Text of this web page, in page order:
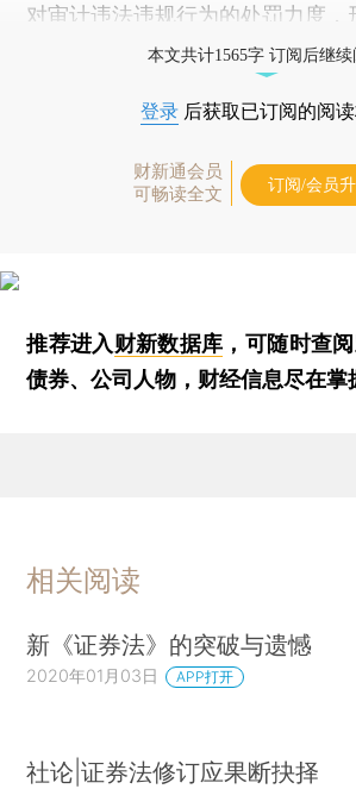
对审计违法违规行为的处罚力度，
本文共计1565字 订阅后继
登录 后获取已订阅的阅
财新通会员
可畅读全文
订阅/会员
推荐进入财新数据库 ，可随时查
债券、公司人物，财经信息尽在掌
相关阅读
新《证券法》的突破与遗憾
2020年01月03日 APP打开
社论|证券法修订应果断抉择